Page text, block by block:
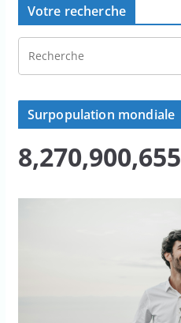
Votre recherche
Surpopulation mondiale
8,270,900,655